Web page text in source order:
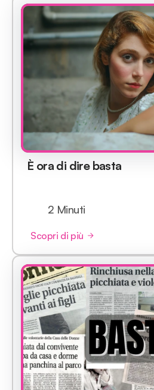
È ora di dire basta
2 Minuti
Scopri di più